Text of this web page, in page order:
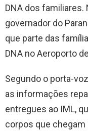
DNA dos
governador do
que parte das
DNA no Aeroporto
Segundo o porta-
as informações
entregues ao IML,
corpos que chegam